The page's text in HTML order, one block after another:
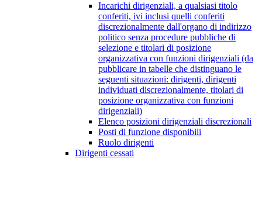
Incarichi dirigenziali, a qualsiasi titolo
conferiti, ivi inclusi quelli conferiti
discrezionalmente dall'organo di indirizzo
politico senza procedure pubbliche di
selezione e titolari di posizione
organizzativa con funzioni dirigenziali (da
pubblicare in tabelle che distinguano le
seguenti situazioni: dirigenti, dirigenti
individuati discrezionalmente, titolari di
posizione organizzativa con funzioni
dirigenziali)
Elenco posizioni dirigenziali discrezionali
Posti di funzione disponibili
Ruolo dirigenti
Dirigenti cessati